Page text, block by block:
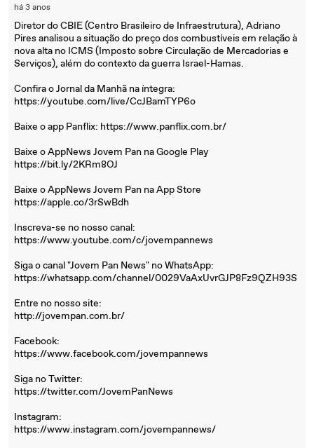
há 3 anos
Diretor do CBIE (Centro Brasileiro de Infraestrutura), Adriano
Pires analisou a situação do preço dos combustíveis em relação à
nova alta no ICMS (Imposto sobre Circulação de Mercadorias e
Serviços), além do contexto da guerra Israel-Hamas.
Confira o Jornal da Manhã na íntegra:
https://youtube.com/live/CcJBamTYP6o
Baixe o app Panflix: https://www.panflix.com.br/
Baixe o AppNews Jovem Pan na Google Play
https://bit.ly/2KRm8OJ
Baixe o AppNews Jovem Pan na App Store
https://apple.co/3rSwBdh
Inscreva-se no nosso canal:
https://www.youtube.com/c/jovempannews
Siga o canal "Jovem Pan News" no WhatsApp:
https://whatsapp.com/channel/0029VaAxUvrGJP8Fz9QZH93S
Entre no nosso site:
http://jovempan.com.br/
Facebook:
https://www.facebook.com/jovempannews
Siga no Twitter:
https://twitter.com/JovemPanNews
Instagram:
https://www.instagram.com/jovempannews/